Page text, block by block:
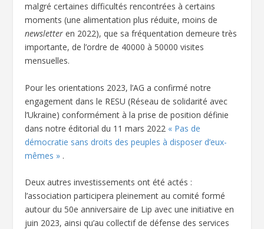
malgré certaines difficultés rencontrées à certains
moments (une alimentation plus réduite, moins de
newsletter en 2022), que sa fréquentation demeure très
importante, de l’ordre de 40000 à 50000 visites
mensuelles.
Pour les orientations 2023, l’AG a confirmé notre
engagement dans le RESU (Réseau de solidarité avec
l’Ukraine) conformément à la prise de position définie
dans notre éditorial du 11 mars 2022 « Pas de
démocratie sans droits des peuples à disposer d’eux-
mêmes » .
Deux autres investissements ont été actés :
l’association participera pleinement au comité formé
autour du 50e anniversaire de Lip avec une initiative en
juin 2023, ainsi qu’au collectif de défense des services